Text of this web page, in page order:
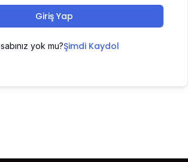
Giriş Yap
yok mu?Şimdi Kaydol